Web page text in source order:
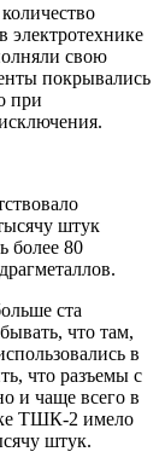
электротехнике
свою
покрывались
при
штук
более 80
ста
что там,
в
что разъемы с
и чаще всего в
ТШК-2 имело
штук.